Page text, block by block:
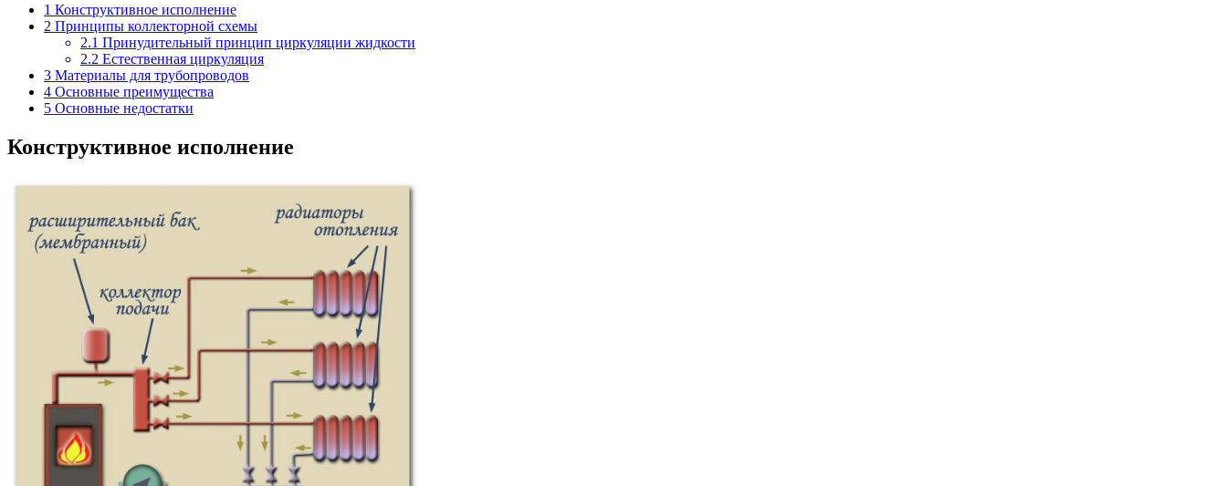
1 Конструктивное исполнение
2 Принципы коллекторной схемы
2.1 Принудительный принцип циркуляции жидкости
2.2 Естественная циркуляция
3 Материалы для трубопроводов
4 Основные преимущества
5 Основные недостатки
Конструктивное исполнение